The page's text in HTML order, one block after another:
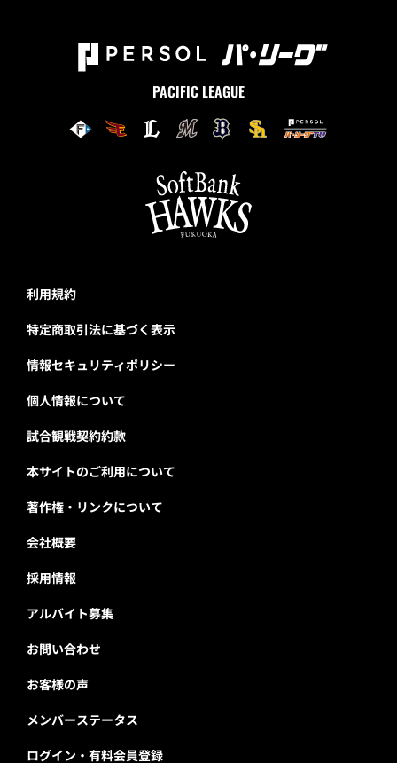
PACIFIC LEAGUE
利用規約
特定商取引法に基づく表示
情報セキュリティポリシー
個人情報について
試合観戦契約約款
本サイトのご利用について
著作権・リンクについて
会社概要
採用情報
アルバイト募集
お問い合わせ
お客様の声
メンバーステータス
ログイン・有料会員登録